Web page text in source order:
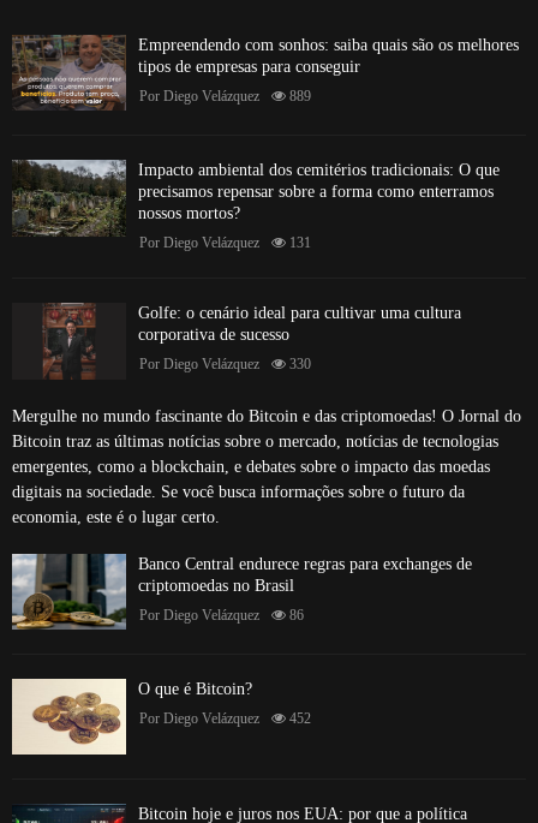
Empreendendo com sonhos: saiba quais são os melhores
tipos de empresas para conseguir
Por Diego Velázquez 889
Impacto ambiental dos cemitérios tradicionais: O que
precisamos repensar sobre a forma como enterramos
nossos mortos?
Por Diego Velázquez 131
Golfe: o cenário ideal para cultivar uma cultura
corporativa de sucesso
Por Diego Velázquez 330
Mergulhe no mundo fascinante do Bitcoin e das criptomoedas! O Jornal do
Bitcoin traz as últimas notícias sobre o mercado, notícias de tecnologias
emergentes, como a blockchain, e debates sobre o impacto das moedas
digitais na sociedade. Se você busca informações sobre o futuro da
economia, este é o lugar certo.
Banco Central endurece regras para exchanges de
criptomoedas no Brasil
Por Diego Velázquez 86
O que é Bitcoin?
Por Diego Velázquez 452
Bitcoin hoje e juros nos EUA: por que a política